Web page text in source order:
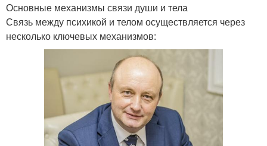
Основные механизмы связи души и тела
Связь между психикой и телом осуществляется через
несколько ключевых механизмов: